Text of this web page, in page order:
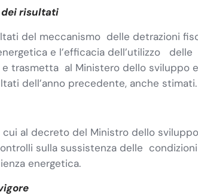
dei risultati
del meccanismo delle detrazioni
e l’efficacia dell’utilizzo
al Ministero dello sviluppo
dell’anno precedente, anche stimati.
al decreto del Ministro dello
sulla sussistenza delle
energetica.